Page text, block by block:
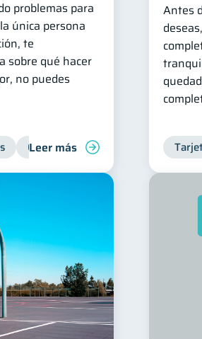
problemas para
única persona
te
sobre qué hacer
no puedes
Control de deudas
Leer más
Antes